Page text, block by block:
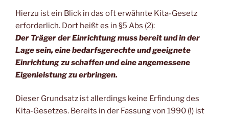
Hierzu ist ein Blick in das oft erwähnte Kita-Gesetz
erforderlich. Dort heißt es in §5 Abs (2):
Der Träger der Einrichtung muss bereit und in der
Lage sein, eine bedarfsgerechte und geeignete
Einrichtung zu schaffen und eine angemessene
Eigenleistung zu erbringen.
Dieser Grundsatz ist allerdings keine Erfindung des
Kita-Gesetzes. Bereits in der Fassung von 1990 (!) ist